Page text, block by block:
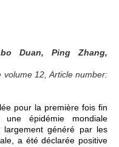
Duan, Ping Zhang,
12, Article number:
pour la première fois fin
épidémie mondiale
généré par les
a été déclarée positive